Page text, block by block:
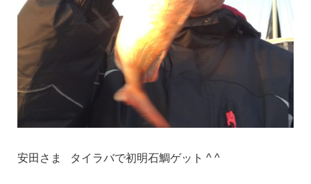
安田さま タイラバで初明石鯛ゲット ^ ^